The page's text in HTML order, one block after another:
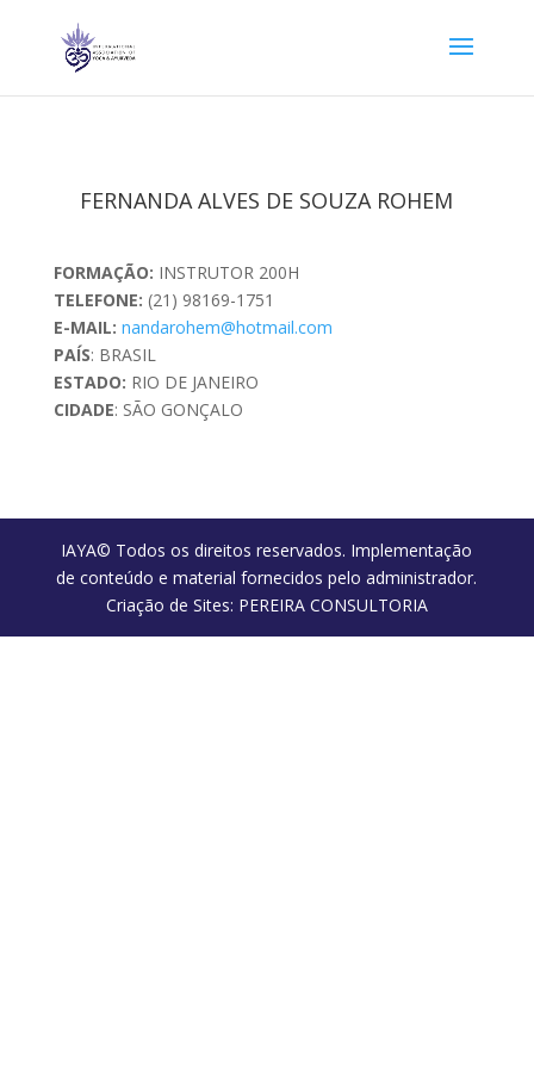
FERNANDA ALVES DE SOUZA ROHEM
FORMAÇÃO: INSTRUTOR 200H
TELEFONE: (21) 98169-1751
E-MAIL: nandarohem@hotmail.com
PAÍS: BRASIL
ESTADO: RIO DE JANEIRO
CIDADE: SÃO GONÇALO
IAYA© Todos os direitos reservados. Implementação
de conteúdo e material fornecidos pelo administrador.
Criação de Sites: PEREIRA CONSULTORIA